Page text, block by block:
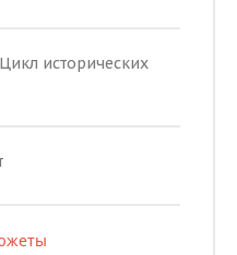
исторических